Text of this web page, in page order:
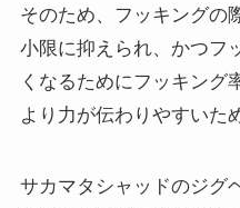
そのため、フッキングの
小限に抑えられ、かつフ
くなるためにフッキング
より力が伝わりやすいた
サカマタシャッドのジグ